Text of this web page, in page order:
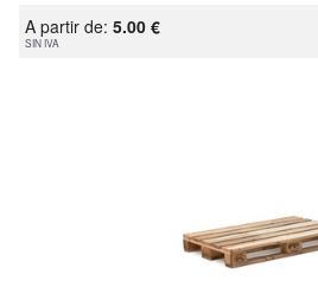
A partir de: 5.00 €
SIN IVA